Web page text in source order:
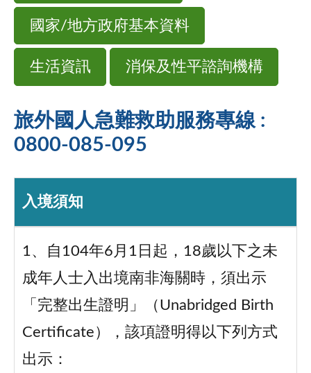
國家/地方政府基本資料
生活資訊 消保及性平諮詢機構
旅外國人急難救助服務專線 :
0800-085-095
入境須知
1、自104年6月1日起，18歲以下之未
成年人士入出境南非海關時，須出示
「完整出生證明」（Unabridged Birth
Certificate），該項證明得以下列方式
出示：